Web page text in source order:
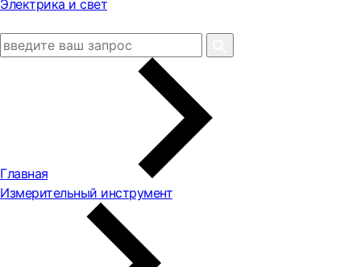
Электрика и свет
Главная
Измерительный инструмент